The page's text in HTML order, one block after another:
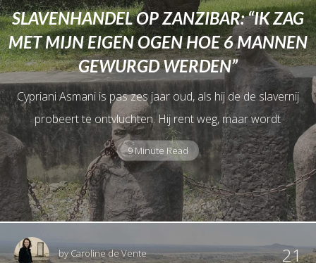
SLAVENHANDEL OP ZANZIBAR: “IK ZAG
MET MIJN EIGEN OGEN HOE 6 MANNEN
GEWURGD WERDEN”
Cypriani Asmani is pas zes jaar oud, als hij de de slavernij
probeert te ontvluchten. Hij rent weg, maar wordt
9 Minute Read
byCaroline de Vente 21